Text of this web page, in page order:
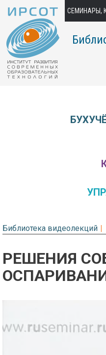
СЕМИНАРЫ,
Библиотека видеолекций
РЕШЕНИЯ